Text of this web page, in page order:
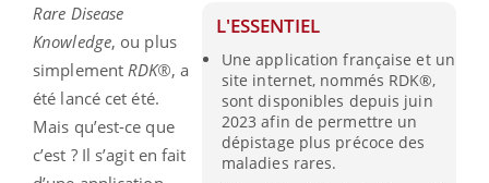
L'ESSENTIEL
Une application française et un
site internet, nommés RDK®,
sont disponibles depuis juin
2023 afin de permettre un
dépistage plus précoce des
maladies rares.
Rare Disease
Knowledge, ou plus
simplement RDK®, a
été lancé cet été.
Mais qu’est-ce que
c’est ? Il s’agit en fait